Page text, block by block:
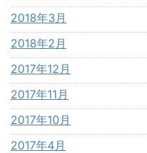
2018年3月
2018年2月
2017年12月
2017年11月
2017年10月
2017年4月